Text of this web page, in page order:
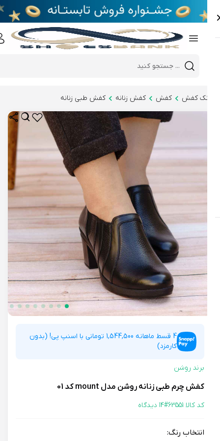
Mobile header search
e
کفش کفش کفش زنانه کفش طبی زنانه
4 قسط ماهانه 1,544,500 تومانی با اسنپ پی! (بدون
کارمزد)
برند روشن
کفش چرم طبی زنانه روشن مدل mount کد 01
کد کالا 63551# 14 دیدگاه
انتخاب رنگ: